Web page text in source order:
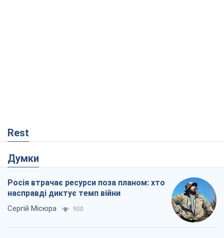
Rest
Думки
Росія втрачає ресурси поза планом: хто
насправді диктує темп війни
Сергій Місюра 900